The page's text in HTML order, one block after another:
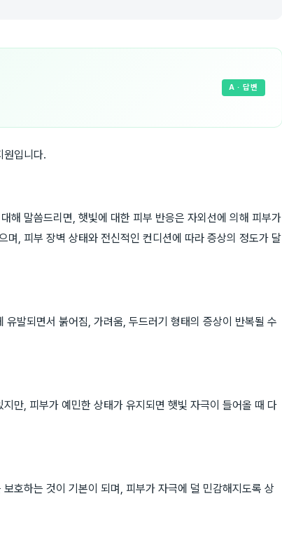
A · 답변
원입니다.
해 말씀드리면, 햇빛에 대한 피부 반응은 자외선에 의해 피부가
며, 피부 장벽 상태와 전신적인 컨디션에 따라 증상의 정도가 달
발되면서 붉어짐, 가려움, 두드러기 형태의 증상이 반복될 수
만, 피부가 예민한 상태가 유지되면 햇빛 자극이 들어올 때 다
호하는 것이 기본이 되며, 피부가 자극에 덜 민감해지도록 상